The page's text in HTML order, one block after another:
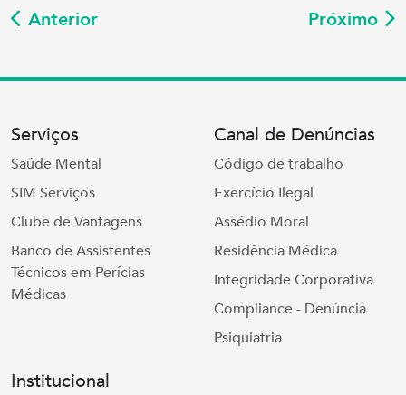
Anterior Próximo
Serviços
Saúde Mental
SIM Serviços
Clube de Vantagens
Banco de Assistentes
Técnicos em Perícias
Médicas
Canal de Denúncias
Código de trabalho
Exercício Ilegal
Assédio Moral
Residência Médica
Integridade Corporativa
Compliance - Denúncia
Psiquiatria
Institucional